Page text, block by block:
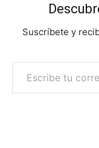
Suscríbete y
Escribe tu correo electrónico…